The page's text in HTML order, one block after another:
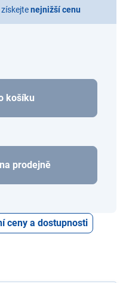
nejnižší cenu
košíku
prodejně
ceny a dostupnosti